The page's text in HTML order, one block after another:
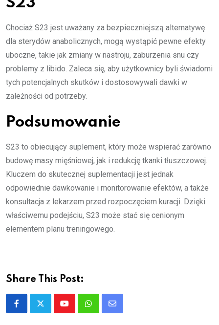
S23
Chociaż S23 jest uważany za bezpieczniejszą alternatywę
dla sterydów anabolicznych, mogą wystąpić pewne efekty
uboczne, takie jak zmiany w nastroju, zaburzenia snu czy
problemy z libido. Zaleca się, aby użytkownicy byli świadomi
tych potencjalnych skutków i dostosowywali dawki w
zależności od potrzeby.
Podsumowanie
S23 to obiecujący suplement, który może wspierać zarówno
budowę masy mięśniowej, jak i redukcję tkanki tłuszczowej.
Kluczem do skutecznej suplementacji jest jednak
odpowiednie dawkowanie i monitorowanie efektów, a także
konsultacja z lekarzem przed rozpoczęciem kuracji. Dzięki
właściwemu podejściu, S23 może stać się cenionym
elementem planu treningowego.
Share This Post:
YoutubeWhatsappShare